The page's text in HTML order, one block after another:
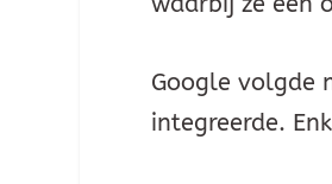
Google volgde
integreerde.